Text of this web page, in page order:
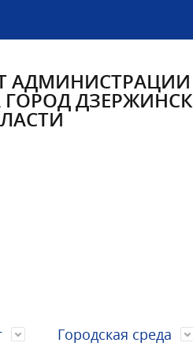
АДМИНИСТРАЦИИ
ГОРОД ДЗЕРЖИНСК
Городская среда